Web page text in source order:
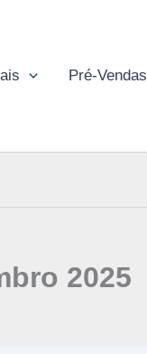
Pré-Vendas
2025